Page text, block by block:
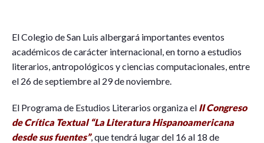
El Colegio de San Luis albergará importantes eventos
académicos de carácter internacional, en torno a estudios
literarios, antropológicos y ciencias computacionales, entre
el 26 de septiembre al 29 de noviembre.
El Programa de Estudios Literarios organiza el II Congreso
de Crítica Textual “La Literatura Hispanoamericana
desde sus fuentes”, que tendrá lugar del 16 al 18 de